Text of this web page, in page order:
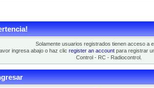
Solamente usuarios registrados tienen acceso a
ingresa abajo o haz clicregister an account para registrar
Control - RC - Radiocontrol.